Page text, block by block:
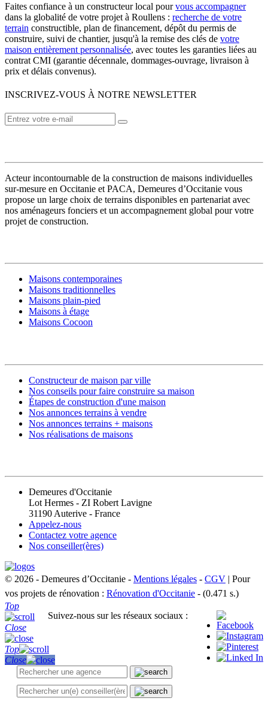
Faites confiance à un constructeur local pourvous accompagner
dans la globalité de votre projet à Roullens : recherche de votre
terrain constructible, plan de financement, dépôt du permis de
construire, suivi de chantier, jusqu'à la remise des clés de votre
maison entièrement personnalisée, avec toutes les garanties liées au
contrat CMI (garantie décennale, dommages-ouvrage, livraison à
prix et délais convenus).
INSCRIVEZ-VOUS À NOTRE NEWSLETTER
Acteur incontournable de la construction de maisons individuelles
sur-mesure en Occitanie et PACA, Demeures d’Occitanie vous
propose un large choix de terrains disponibles en partenariat avec
nos aménageurs fonciers et un accompagnement global pour votre
projet de construction.
Maisons contemporaines
Maisons traditionnelles
Maisons plain-pied
Maisons à étage
Maisons Cocoon
Constructeur de maison par ville
Nos conseils pour faire construire sa maison
Étapes de construction d'une maison
Nos annonces terrains à vendre
Nos annonces terrains + maisons
Nos réalisations de maisons
Demeures d'Occitanie
Lot Hermes - ZI Robert Lavigne
31190 Auterive - France
Appelez-nous
Contactez votre agence
Nos conseiller(ères)
© 2026 - Demeures d’Occitanie - Mentions légales - CGV | Pour
vos projets de rénovation : Rénovation d'Occitanie - (0.471 s.)
Suivez-nous sur les réseaux sociaux :
Top
Close
Top
Close